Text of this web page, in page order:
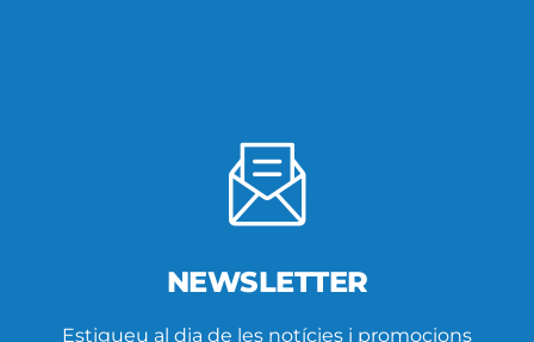
NEWSLETTER
Estigueu al dia de les notícies i promocions